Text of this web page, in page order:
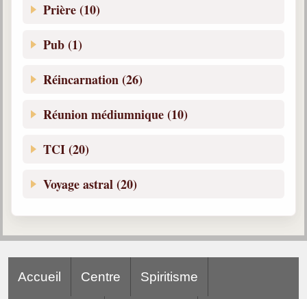
Prière (10)
Pub (1)
Réincarnation (26)
Réunion médiumnique (10)
TCI (20)
Voyage astral (20)
Accueil Centre Spiritisme